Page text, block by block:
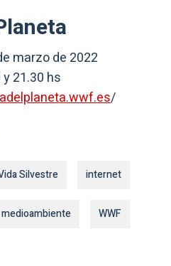
marzo de 2022
21.30 hs
/
Silvestre internet
medioambiente WWF